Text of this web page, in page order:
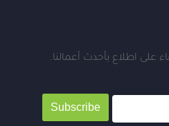
على اطلاع بأحدث أعمالنا.
Subscribe